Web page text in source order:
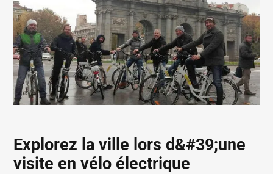
Explorez la ville lors d&#39;une
visite en vélo électrique